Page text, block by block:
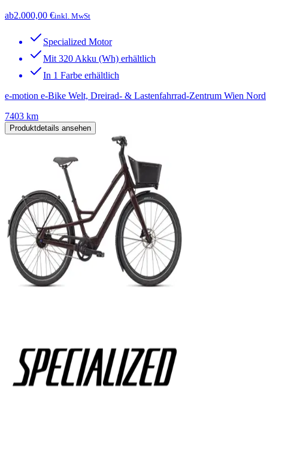
ab2.000,00 €inkl. MwSt
Specialized Motor
Mit 320 Akku (Wh) erhältlich
In 1 Farbe erhältlich
e-motion e-Bike Welt, Dreirad- & Lastenfahrrad-Zentrum Wien Nord
7403 km
Produktdetails ansehen